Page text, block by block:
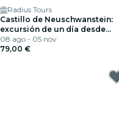
Radius Tours
Castillo de Neuschwanstein:
excursión de un día desde
Múnich con transporte de ida y
vuelta
08 ago - 05 nov
79,00 €